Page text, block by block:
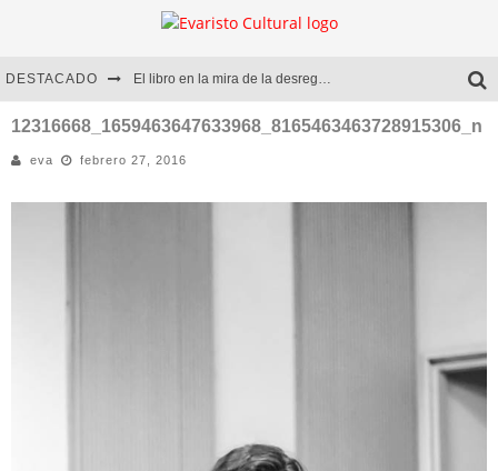
DESTACADO El libro en la mira de la desregulación
Marcelo Rubio | El llovedor
Diego Meret | Hotel Acapulco
12316668_1659463647633968_8165463463728915306_n
eva febrero 27, 2016